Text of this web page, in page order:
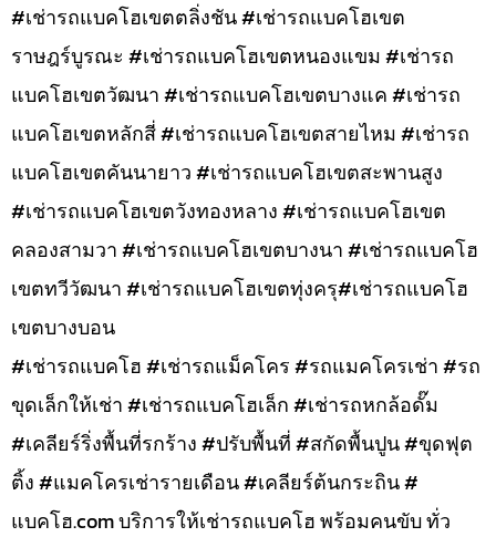
#เช่ารถแบคโฮเขตตลิ่งชัน #เช่ารถแบคโฮเขต
ราษฎร์บูรณะ #เช่ารถแบคโฮเขตหนองแขม #เช่ารถ
แบคโฮเขตวัฒนา #เช่ารถแบคโฮเขตบางแค #เช่ารถ
แบคโฮเขตหลักสี่ #เช่ารถแบคโฮเขตสายไหม #เช่ารถ
แบคโฮเขตคันนายาว #เช่ารถแบคโฮเขตสะพานสูง
#เช่ารถแบคโฮเขตวังทองหลาง #เช่ารถแบคโฮเขต
คลองสามวา #เช่ารถแบคโฮเขตบางนา #เช่ารถแบคโฮ
เขตทวีวัฒนา #เช่ารถแบคโฮเขตทุ่งครุ#เช่ารถแบคโฮ
เขตบางบอน
#เช่ารถแบคโฮ #เช่ารถแม็คโคร #รถแมคโครเช่า #รถ
ขุดเล็กให้เช่า #เช่ารถแบคโฮเล็ก #เช่ารถหกล้อดั๊ม
#เคลียร์ริ่งพื้นที่รกร้าง #ปรับพื้นที่ #สกัดพื้นปูน #ขุดฟุต
ติ้ง #แมคโครเช่ารายเดือน #เคลียร์ต้นกระถิน #
แบคโฮ.com บริการให้เช่ารถแบคโฮ พร้อมคนขับ ทั่ว